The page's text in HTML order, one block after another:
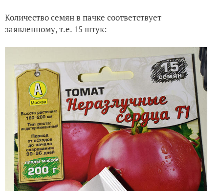
Количество семян в пачке соответствует
заявленному, т.е. 15 штук: